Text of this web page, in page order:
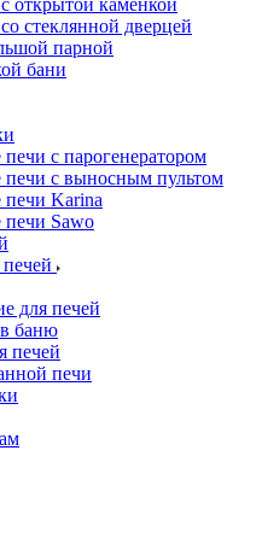
открытой каменкой
стеклянной дверцей
парной
бани
с парогенератором
печи с выносным пультом
печи Karina
печи Sawo
для печей
баню
печей
печи